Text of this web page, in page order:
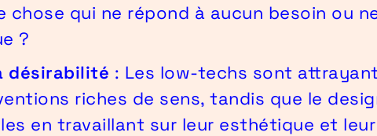
chose qui ne répond à aucun besoin ou
?
désirabilité : Les low-techs sont
riches de sens, tandis que le
en travaillant sur leur esthétique et